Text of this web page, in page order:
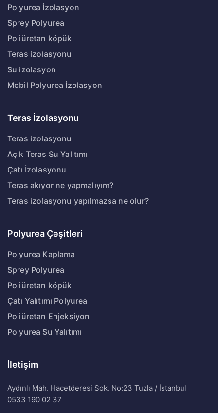
Polyurea İzolasyon
Sprey Polyurea
Poliüretan köpük
Teras izolasyonu
Su izolasyon
Mobil Polyurea İzolasyon
Teras İzolasyonu
Teras izolasyonu
Açık Teras Su Yalıtımı
Çatı İzolasyonu
Teras akıyor ne yapmalıyım?
Teras izolasyonu yapılmazsa ne olur?
Polyurea Çeşitleri
Polyurea Kaplama
Sprey Polyurea
Poliüretan köpük
Çatı Yalıtımı Polyurea
Poliüretan Enjeksiyon
Polyurea Su Yalıtımı
İletişim
Aydınlı Mah. Hacetderesi Sok. No:23 Tuzla / İstanbul
0533 190 02 37